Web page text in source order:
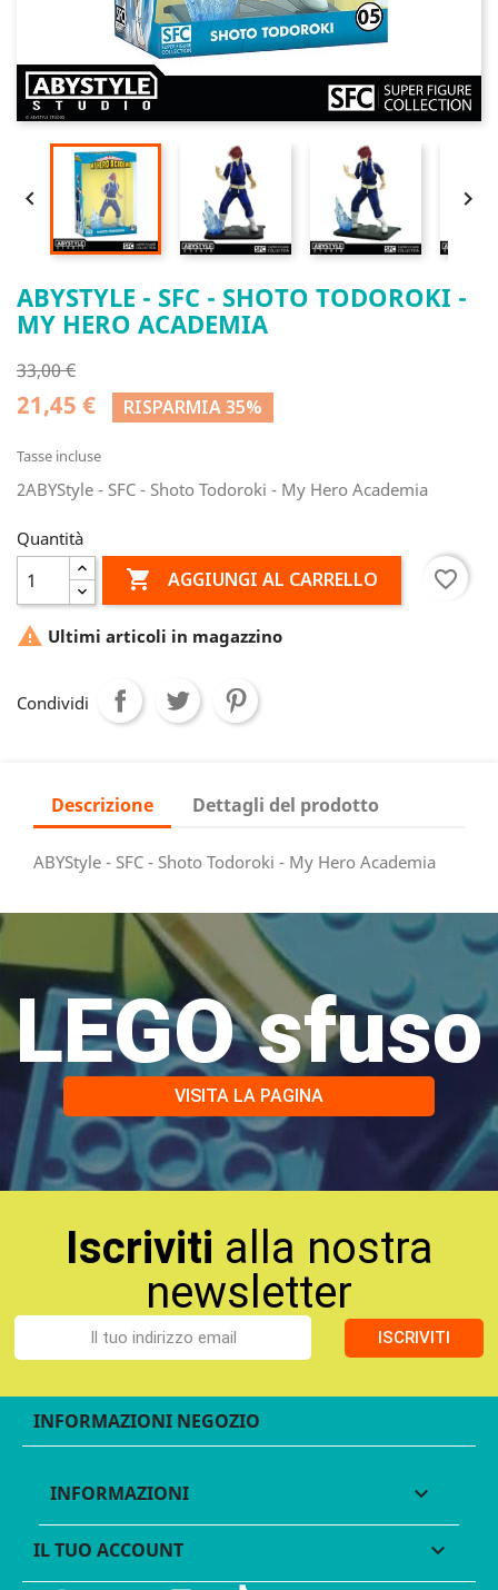
 
ABYSTYLE - SFC - SHOTO TODOROKI -
MY HERO ACADEMIA
33,00 €
21,45 € RISPARMIA 35%
Tasse incluse
2ABYStyle - SFC - Shoto Todoroki - My Hero Academia
Quantità
 AGGIUNGI AL CARRELLO favorite_border
 Ultimi articoli in magazzino
Condividi
Descrizione Dettagli del prodotto
ABYStyle - SFC - Shoto Todoroki - My Hero Academia
LEGO sfuso
VISITA LA PAGINA
Iscriviti alla nostra
newsletter
ISCRIVITI
INFORMAZIONI NEGOZIO
INFORMAZIONI 
IL TUO ACCOUNT 